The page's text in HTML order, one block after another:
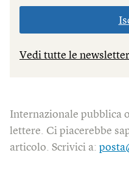
Vedi tutte le newsletter
Internazionale pubblica
lettere. Ci piacerebbe
articolo. Scrivici a: